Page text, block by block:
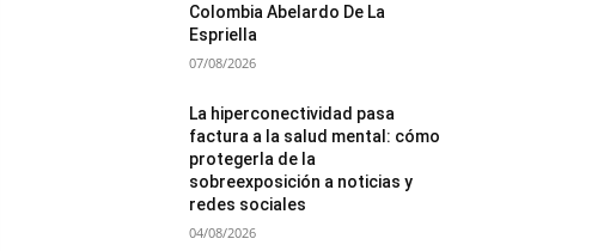
Colombia Abelardo De La
Espriella
07/08/2026
La hiperconectividad pasa
factura a la salud mental: cómo
protegerla de la
sobreexposición a noticias y
redes sociales
04/08/2026